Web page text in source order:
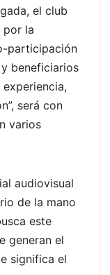
el club
por la
participación
beneficiarios
será con
varios
audiovisual
de la mano
este
generan el
significa el